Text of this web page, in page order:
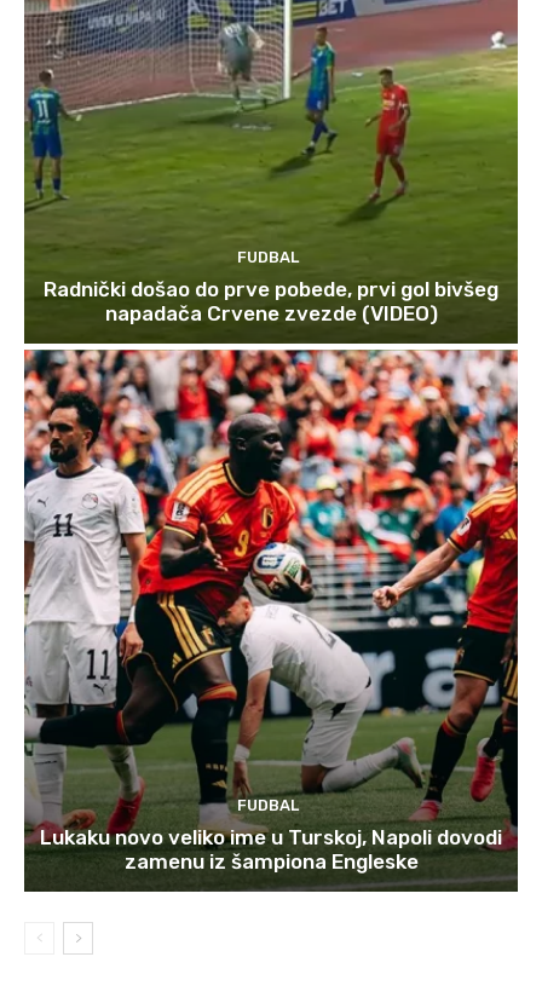
FUDBAL
Radnički došao do prve pobede, prvi gol bivšeg
napadača Crvene zvezde (VIDEO)
FUDBAL
Lukaku novo veliko ime u Turskoj, Napoli dovodi
zamenu iz šampiona Engleske